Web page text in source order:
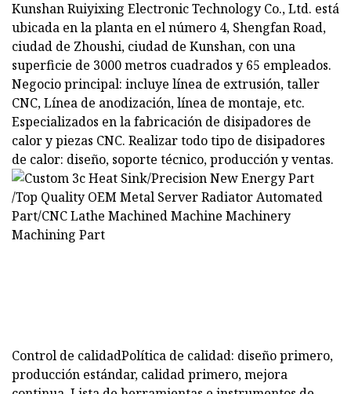
Kunshan Ruiyixing Electronic Technology Co., Ltd. está
ubicada en la planta en el número 4, Shengfan Road,
ciudad de Zhoushi, ciudad de Kunshan, con una
superficie de 3000 metros cuadrados y 65 empleados.
Negocio principal: incluye línea de extrusión, taller
CNC, Línea de anodización, línea de montaje, etc.
Especializados en la fabricación de disipadores de
calor y piezas CNC. Realizar todo tipo de disipadores
de calor: diseño, soporte técnico, producción y ventas.
Control de calidadPolítica de calidad: diseño primero,
producción estándar, calidad primero, mejora